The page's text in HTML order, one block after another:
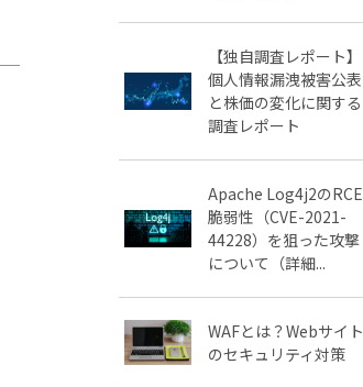
【独自調査レポート】
個人情報漏洩被害公表
と株価の変化に関する
調査レポート
Apache Log4j2のRCE
脆弱性（CVE-2021-
44228）を狙った攻撃
について（詳細...
WAFとは？Webサイト
のセキュリティ対策